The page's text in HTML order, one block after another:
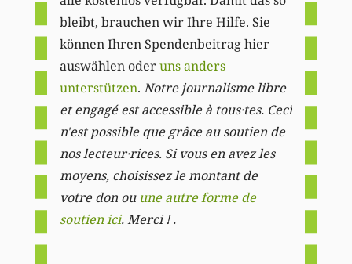
bleibt, brauchen wir Ihre Hilfe. Sie
können Ihren Spendenbeitrag hier
auswählen oderuns anders
unterstützen. Notre journalisme libre
et engagé est accessible à tous·tes. Ceci
n'est possible que grâce au soutien de
nos lecteur·rices. Si vous en avez les
moyens, choisissez le montant de
votre don ou une autre forme de
soutien ici. Merci ! .